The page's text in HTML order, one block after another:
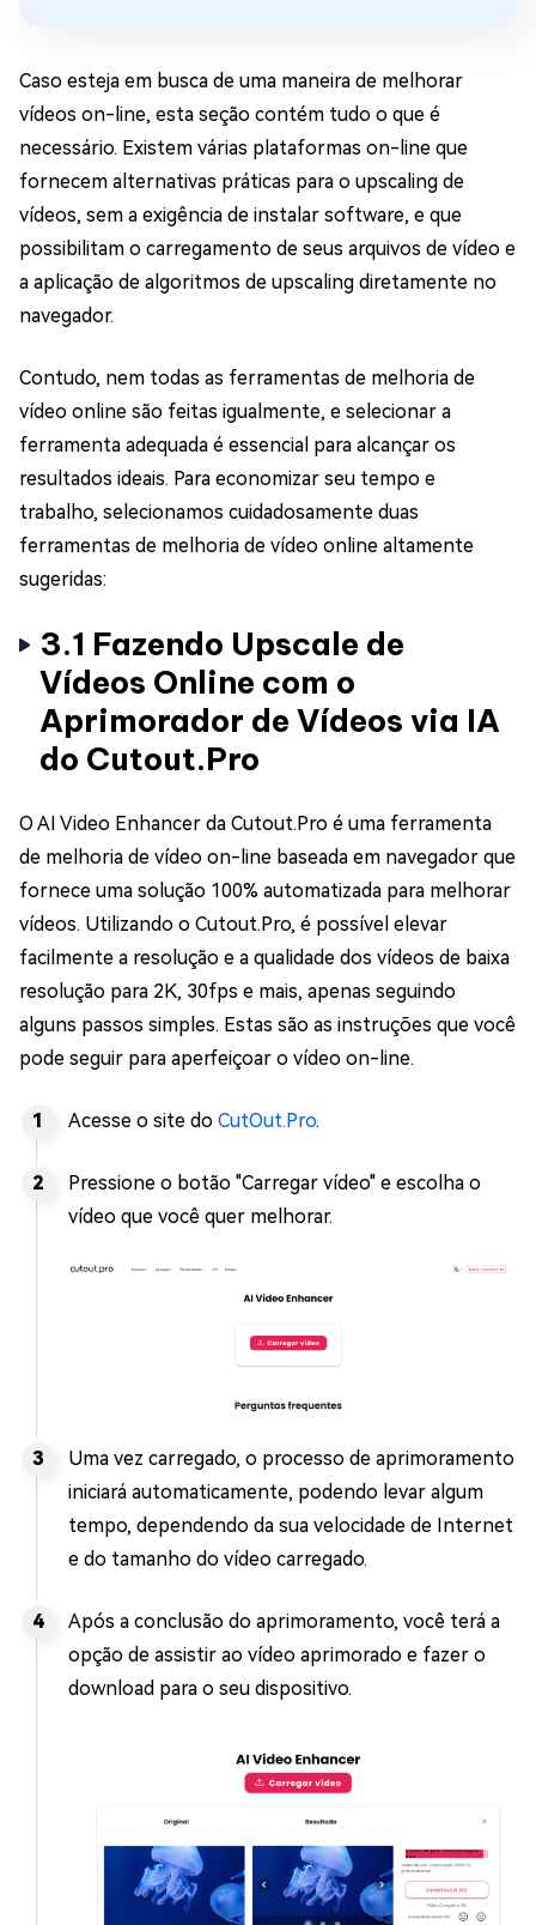
Caso esteja em busca de uma maneira de melhorar
vídeos on-line, esta seção contém tudo o que é
necessário. Existem várias plataformas on-line que
fornecem alternativas práticas para o upscaling de
vídeos, sem a exigência de instalar software, e que
possibilitam o carregamento de seus arquivos de vídeo e
a aplicação de algoritmos de upscaling diretamente no
navegador.
Contudo, nem todas as ferramentas de melhoria de
vídeo online são feitas igualmente, e selecionar a
ferramenta adequada é essencial para alcançar os
resultados ideais. Para economizar seu tempo e
trabalho, selecionamos cuidadosamente duas
ferramentas de melhoria de vídeo online altamente
sugeridas:
3.1 Fazendo Upscale de
Vídeos Online com o
Aprimorador de Vídeos via IA
do Cutout.Pro
O AI Video Enhancer da Cutout.Pro é uma ferramenta
de melhoria de vídeo on-line baseada em navegador que
fornece uma solução 100% automatizada para melhorar
vídeos. Utilizando o Cutout.Pro, é possível elevar
facilmente a resolução e a qualidade dos vídeos de baixa
resolução para 2K, 30fps e mais, apenas seguindo
alguns passos simples. Estas são as instruções que você
pode seguir para aperfeiçoar o vídeo on-line.
Acesse o site do CutOut.Pro.
Pressione o botão "Carregar vídeo" e escolha o
vídeo que você quer melhorar.
Uma vez carregado, o processo de aprimoramento
iniciará automaticamente, podendo levar algum
tempo, dependendo da sua velocidade de Internet
e do tamanho do vídeo carregado.
Após a conclusão do aprimoramento, você terá a
opção de assistir ao vídeo aprimorado e fazer o
download para o seu dispositivo.